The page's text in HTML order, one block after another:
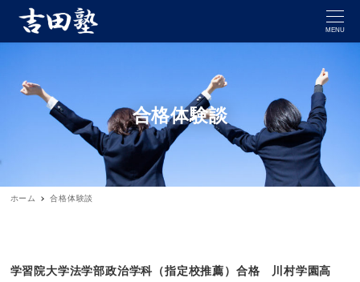
MENU
合格体験談
ホーム 合格体験談
学習院大学法学部政治学科（指定校推薦）合格 川村学園高